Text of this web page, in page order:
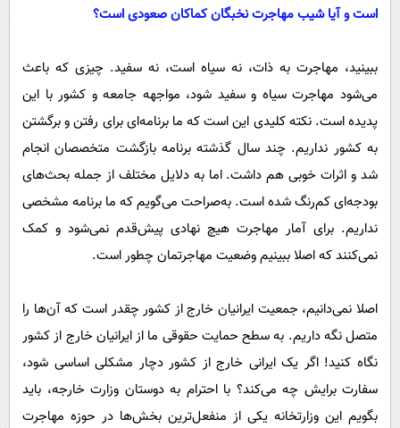
است و آیا شیب مهاجرت نخبگان کماکان صعودی است؟
ببینید، مهاجرت به ذات، نه سیاه است، نه سفید. چیزی که باعث
می‌شود مهاجرت سیاه و سفید شود، مواجهه جامعه و کشور با این
پدیده است. نکته کلیدی این است که ما برنامه‌ای برای رفتن و برگشتن
به کشور نداریم. چند سال گذشته برنامه بازگشت متخصصان انجام
شد و اثرات خوبی هم داشت. اما به دلایل مختلف از جمله بحث‌های
بودجه‌ای کم‌رنگ شده است. به‌صراحت می‌گویم که ما برنامه مشخصی
نداریم. برای آمار مهاجرت هیچ نهادی پیش‌قدم نمی‌شود و کمک
نمی‌کنند که اصلا ببینیم وضعیت مهاجرتمان چطور است.
اصلا نمی‌دانیم، جمعیت ایرانیان خارج از کشور چقدر است که آن‌ها را
متصل نگه داریم. به سطح حمایت حقوقی ما از ایرانیان خارج از کشور
نگاه کنید! اگر یک ایرانی خارج از کشور دچار مشکلی اساسی شود،
سفارت برایش چه می‌کند؟ با احترام به دوستان وزارت خارجه، باید
بگویم این وزارتخانه یکی از منفعل‌ترین بخش‌ها در حوزه مهاجرت